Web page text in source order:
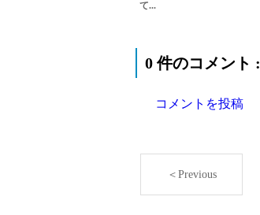
て...
0 件のコメント :
コメントを投稿
＜Previous